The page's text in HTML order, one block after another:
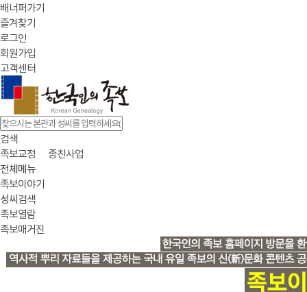
배너퍼가기
즐겨찾기
로그인
회원가입
고객센터
검색
족보교정
종친사업
전체메뉴
족보이야기
성씨검색
족보열람
족보매거진